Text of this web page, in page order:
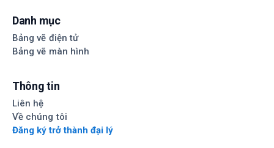
Danh mục
Bảng vẽ điện tử
Bảng vẽ màn hình
Thông tin
Liên hệ
Về chúng tôi
Đăng ký trở thành đại lý